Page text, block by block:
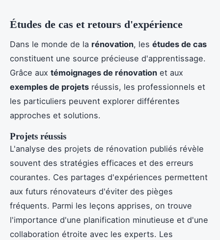
Études de cas et retours d'expérience
Dans le monde de la rénovation, les études de cas
constituent une source précieuse d'apprentissage.
Grâce aux témoignages de rénovation et aux
exemples de projets réussis, les professionnels et
les particuliers peuvent explorer différentes
approches et solutions.
Projets réussis
L'analyse des projets de rénovation publiés révèle
souvent des stratégies efficaces et des erreurs
courantes. Ces partages d'expériences permettent
aux futurs rénovateurs d'éviter des pièges
fréquents. Parmi les leçons apprises, on trouve
l'importance d'une planification minutieuse et d'une
collaboration étroite avec les experts. Les